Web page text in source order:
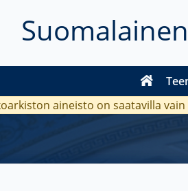
aineisto on saatavilla